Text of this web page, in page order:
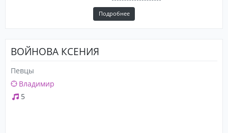
Подробнее
ВОЙНОВА КСЕНИЯ
Певцы
Владимир
5